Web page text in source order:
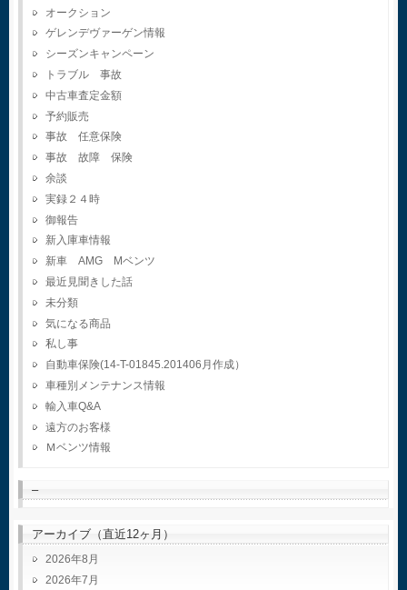
オークション
ゲレンデヴァーゲン情報
シーズンキャンペーン
トラブル 事故
中古車査定金額
予約販売
事故 任意保険
事故 故障 保険
余談
実録２４時
御報告
新入庫車情報
新車 AMG Mベンツ
最近見聞きした話
未分類
気になる商品
私し事
自動車保険(14-T-01845.201406月作成）
車種別メンテナンス情報
輸入車Q&A
遠方のお客様
Ｍベンツ情報
–
アーカイブ（直近12ヶ月）
2026年8月
2026年7月